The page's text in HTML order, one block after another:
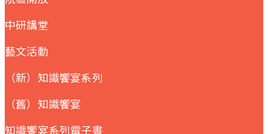
中研講堂
藝文活動
（新）知識饗宴系列
（舊）知識饗宴
知識饗宴系列電子書